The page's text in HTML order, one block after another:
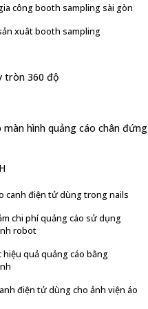
công booth sampling sài gòn
xuât booth sampling
tròn 360 độ
màn hình quảng cáo chân đứng
canh điện tử dùng trong nails
chi phí quảng cáo sử dụng
robot
hiệu quả quảng cáo bằng
điện tử dùng cho ảnh viện áo